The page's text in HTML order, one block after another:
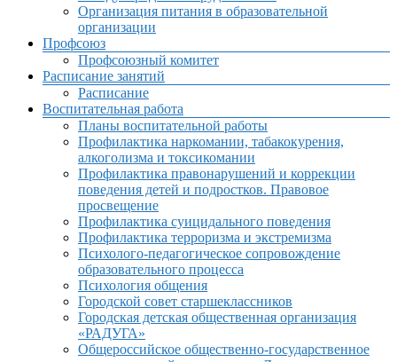
Организация питания в образовательной
организации
Профсоюз
Профсоюзный комитет
Расписание занятий
Расписание
Воспитательная работа
Планы воспитательной работы
Профилактика наркомании, табакокурения,
алкоголизма и токсикомании
Профилактика правонарушений и коррекции
поведения детей и подростков. Правовое
просвещение
Профилактика суицидального поведения
Профилактика терроризма и экстремизма
Психолого-педагогическое сопровождение
образовательного процесса
Психология общения
Городской совет старшеклассников
Городская детская общественная организация
«РАДУГА»
Общероссийское общественно-государственное